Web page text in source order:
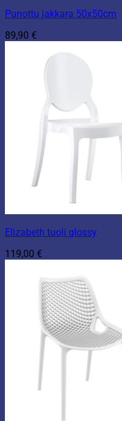
Punottu jakkara 50x50cm
89,90 €
Elizabeth tuoli glossy
119,00 €